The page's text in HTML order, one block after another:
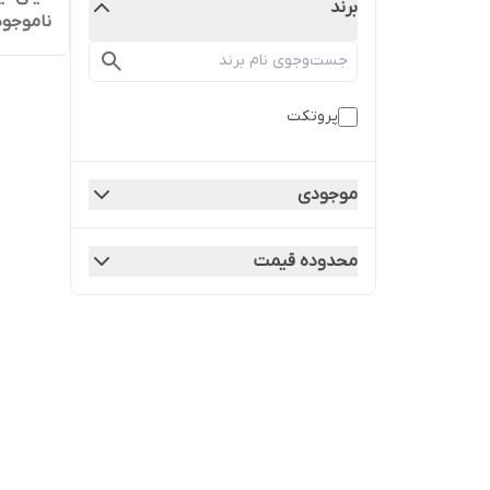
برند
پروتکت
موجودی
محدوده قیمت